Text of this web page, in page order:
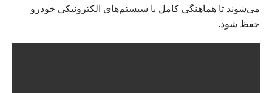
می‌شوند تا هماهنگی کامل با سیستم‌های الکترونیکی خودرو
حفظ شود.